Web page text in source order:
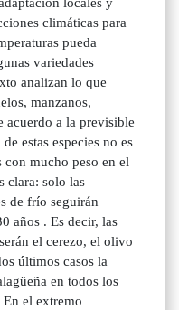
locales y
climáticas para
pueda
variedades
analizan lo que
manzanos,
acuerdo a la previsible
estas especies no es
con mucho peso en el
clara: solo las
de frío seguirán
años . Es decir, las
el cerezo, el olivo
últimos casos la
en todos los
el extremo